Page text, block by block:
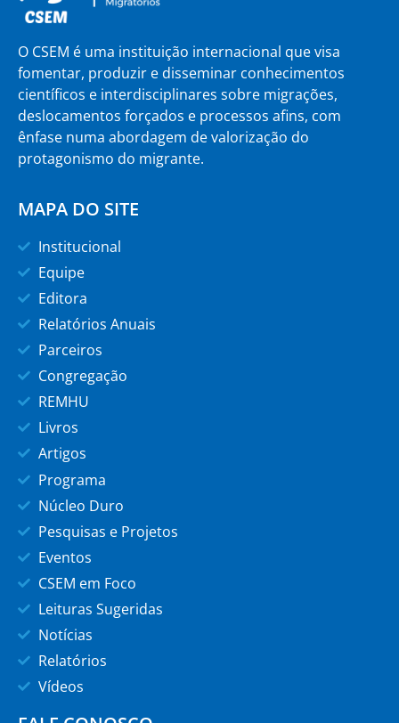
O CSEM é uma instituição internacional que visa
fomentar, produzir e disseminar conhecimentos
científicos e interdisciplinares sobre migrações,
deslocamentos forçados e processos afins, com
ênfase numa abordagem de valorização do
protagonismo do migrante.
MAPA DO SITE
Institucional
Equipe
Editora
Relatórios Anuais
Parceiros
Congregação
REMHU
Livros
Artigos
Programa
Núcleo Duro
Pesquisas e Projetos
Eventos
CSEM em Foco
Leituras Sugeridas
Notícias
Relatórios
Vídeos